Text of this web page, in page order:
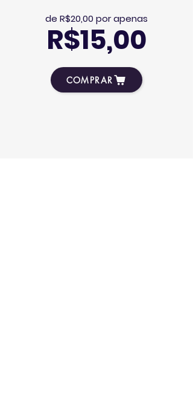
de R$20,00 por apenas
R$15,00
COMPRAR